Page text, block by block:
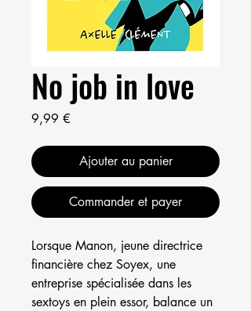
No job in love
9,99 €
Ajouter au panier
Commander et payer
Lorsque Manon, jeune directrice
financière chez Soyex, une
entreprise spécialisée dans les
sextoys en plein essor, balance un